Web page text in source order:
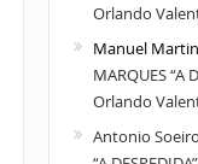
Orlando
Manuel
MARQUES “A
Orlando
Antonio Soeiro